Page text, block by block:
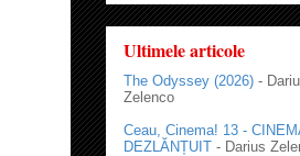
Ultimele articole
The Odyssey (2026) -
Zelenco
Ceau, Cinema! 13 -
DEZLĂNȚUIT - Darius